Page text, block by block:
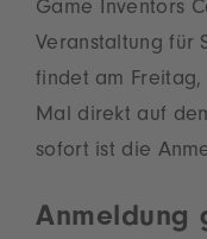
Game Inventors
Veranstaltung für
findet am Freitag,
Mal direkt auf
sofort ist die
Anmeldung